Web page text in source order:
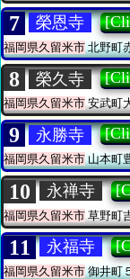
7 榮恩寺
福岡県久留米市北野町
8 榮久寺
福岡県久留米市安武町
9 永勝寺
福岡県久留米市山本町
10 永禅寺
福岡県久留米市 草野町
11 永福寺
福岡県久留米市御井町